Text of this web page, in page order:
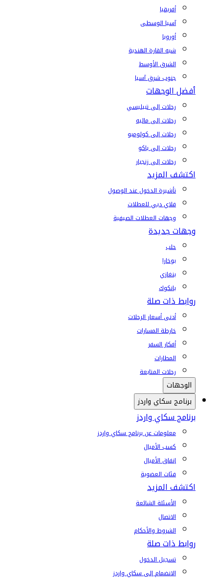
أفريقيا
آسيا الوسطى
أوروبا
شبه القارة الهندية
الشرق الأوسط
جنوب شرق آسيا
أفضل الوجهات
رحلات إلى تبيليسي
رحلات إلى ماليه
رحلات إلى كولومبو
رحلات إلى باكو
رحلات إلى زنجبار
اكتشف المزيد
تأشيرة الدخول عند الوصول
فلاي دبي للعطلات
وجهات العطلات الصيفية
وجهات جديدة
حلب
بوخارا
بنغازي
بانكوك
روابط ذات صلة
أدنى أسعار الرحلات
خارطة المسارات
أفكار السفر
المطارات
رحلات المتابعة
الوجهات
برنامج سكاي واردز
برنامج سكاي واردز
معلومات عن برنامج سكاي واردز
كسب الأميال
إنفاق الأميال
فئات العضوية
اكتشف المزيد
الأسئلة الشائعة
الاتصال
الشروط والأحكام
روابط ذات صلة
تسجيل الدخول
الانضمام إلى سكاي واردز